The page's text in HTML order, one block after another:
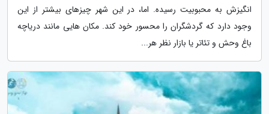
انگیزش به محبوبیت رسیده. اما، در این شهر چیزهای بیشتر از این
وجود دارد که گردشگران را محسور خود کند. مکان هایی مانند دریاچه
باغ وحش و تئاتر یا بازار نظر هر...